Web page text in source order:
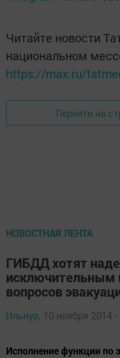
Читайте новости
национальном
https://max.ru/
Перейти на
НОВОСТНАЯ ЛЕНТА
ГИБДД хотят
исключительным
вопросов
Ильнур, 10 ноября 2014 -
Исполнение функции по